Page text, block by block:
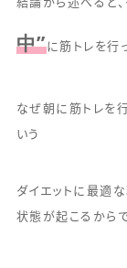
結論から述べると
中”に筋トレを行
なぜ朝に筋トレを
いう
ダイエットに最適
状態が起こるからで